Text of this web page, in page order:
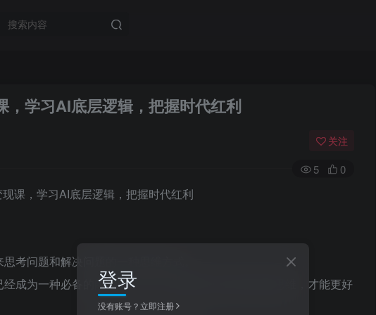
，学习AI底层逻辑，把握时代红利
关注
5 0
考问题和解决问题的一种思维方式。
成为一种必备的能力。因此，我们需要了解和学握AI思维，才能更好
登录
没有账号？立即注册